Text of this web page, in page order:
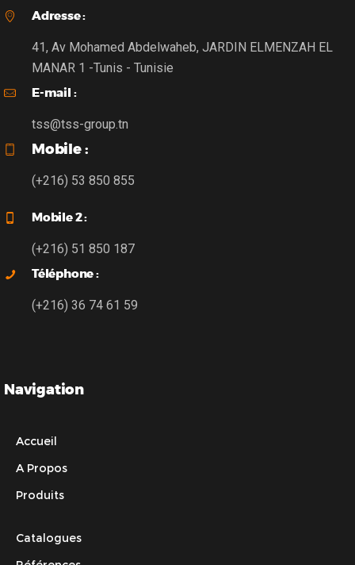
Adresse :
41, Av Mohamed Abdelwaheb, JARDIN ELMENZAH EL
MANAR 1 -Tunis - Tunisie
E-mail :
tss@tss-group.tn
Mobile :
(+216) 53 850 855
Mobile 2 :
(+216) 51 850 187
Téléphone :
(+216) 36 74 61 59
Navigation
Accueil
A Propos
Produits
Catalogues